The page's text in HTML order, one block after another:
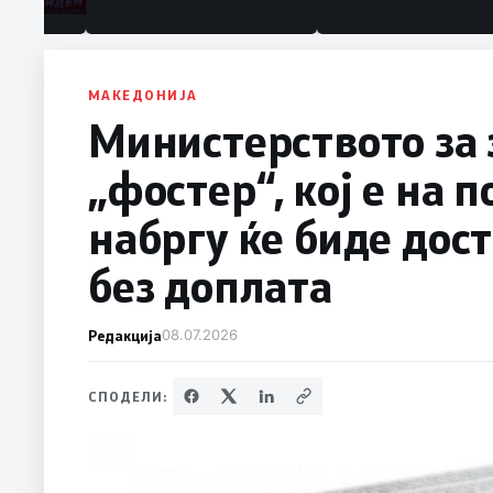
МАКЕДОНИЈА
Министерството
„фостер“, кој е на
набргу ќе биде
без доплата
Редакција08.07.2026
СПОДЕЛИ: